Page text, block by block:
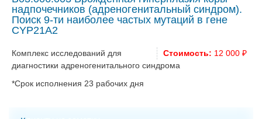
надпочечников (адреногенитальный синдром).
Поиск 9-ти наиболее частых мутаций в гене
CYP21A2
Стоимость: 12 000 ₽
Комплекс исследований для
диагностики адреногенитального синдрома
*Срок исполнения 23 рабочих дня